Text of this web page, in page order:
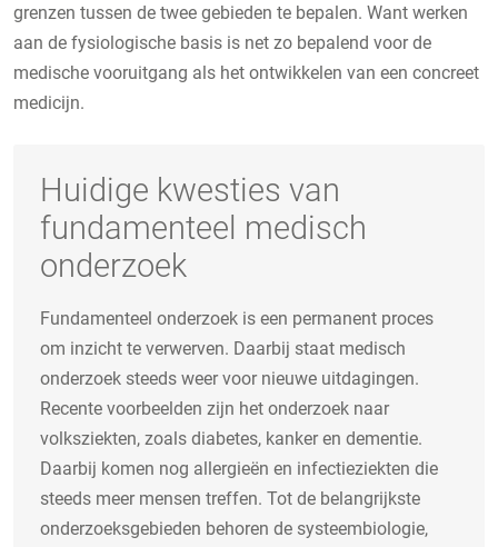
grenzen tussen de twee gebieden te bepalen. Want werken
aan de fysiologische basis is net zo bepalend voor de
medische vooruitgang als het ontwikkelen van een concreet
medicijn.
Huidige kwesties van
fundamenteel medisch
onderzoek
Fundamenteel onderzoek is een permanent proces
om inzicht te verwerven. Daarbij staat medisch
onderzoek steeds weer voor nieuwe uitdagingen.
Recente voorbeelden zijn het onderzoek naar
volksziekten, zoals diabetes, kanker en dementie.
Daarbij komen nog allergieën en infectieziekten die
steeds meer mensen treffen. Tot de belangrijkste
onderzoeksgebieden behoren de systeembiologie,